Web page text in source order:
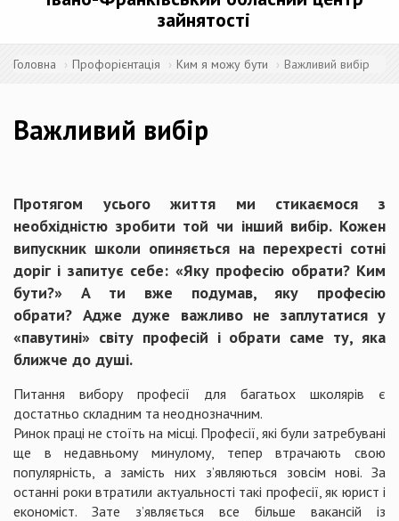
зайнятості
Головна Профорієнтація Ким я можу бути Важливий вибір
Важливий вибір
Протягом усього життя ми стикаємося з
необхідністю зробити той чи інший вибір. Кожен
випускник школи опиняється на перехресті сотні
доріг і запитує себе: «Яку професію обрати? Ким
бути?» А ти вже подумав, яку професію
обрати? Адже дуже важливо не заплутатися у
«павутині» світу професій і обрати саме ту, яка
ближче до душі.
Питання вибору професії для багатьох школярів є
достатньо складним та неоднозначним.
Ринок праці не стоїть на місці. Професії, які були затребувані
ще в недавньому минулому, тепер втрачають свою
популярність, а замість них з’являються зовсім нові. За
останні роки втратили актуальності такі професії, як юрист і
економіст. Зате з’являється все більше вакансій із